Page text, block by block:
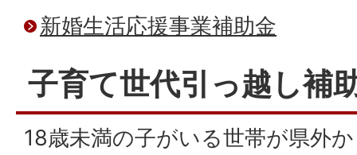
新婚生活応援事業補助金
子育て世代引っ越し補
18歳未満の子がいる世帯が県外